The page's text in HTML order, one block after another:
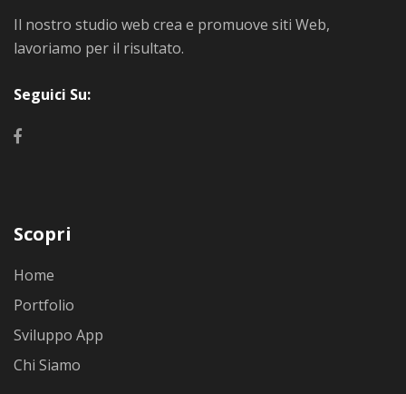
Il nostro studio web crea e promuove siti Web,
lavoriamo per il risultato.
Seguici Su:
Scopri
Home
Portfolio
Sviluppo App
Chi Siamo